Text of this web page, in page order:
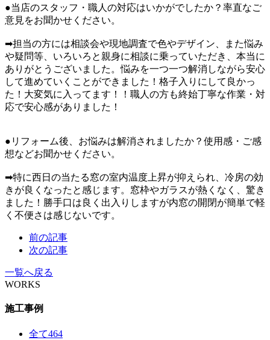
●当店のスタッフ・職人の対応はいかがでしたか？率直なご
意見をお聞かせください。
➡担当の方には相談会や現地調査で色やデザイン、また悩み
や疑問等、いろいろと親身に相談に乗っていただき、本当に
ありがとうございました。悩みを一つ一つ解消しながら安心
して進めていくことができました！格子入りにして良かっ
た！大変気に入ってます！！職人の方も終始丁寧な作業・対
応で安心感がありました！
●リフォーム後、お悩みは解消されましたか？使用感・ご感
想などお聞かせください。
➡特に西日の当たる窓の室内温度上昇が抑えられ、冷房の効
きが良くなったと感じます。窓枠やガラスが熱くなく、驚き
ました！勝手口は良く出入りしますが内窓の開閉が簡単で軽
く不便さは感じないです。
前の記事
次の記事
一覧へ戻る
WORKS
施工事例
全て464